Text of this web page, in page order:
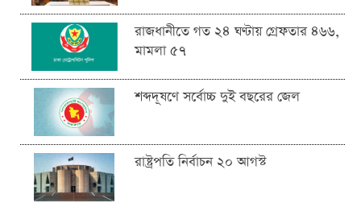
রাজধানীতে গত ২৪ ঘণ্টায় গ্রেফতার ৪৬৬,
মামলা ৫৭
শব্দদূষণে সর্বোচ্চ দুই বছরের জেল
রাষ্ট্রপতি নির্বাচন ২০ আগস্ট